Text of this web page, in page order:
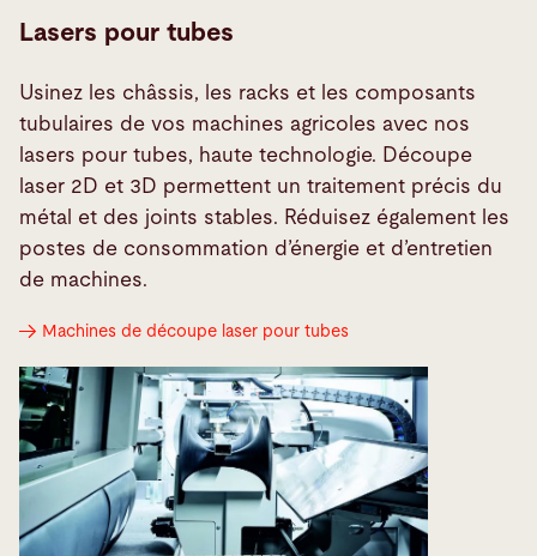
Lasers pour tubes
Usinez les châssis, les racks et les composants
tubulaires de vos machines agricoles avec nos
lasers pour tubes, haute technologie. Découpe
laser 2D et 3D permettent un traitement précis du
métal et des joints stables. Réduisez également les
postes de consommation d’énergie et d’entretien
de machines.
Machines de découpe laser pour tubes